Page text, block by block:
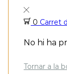
0 Carret
No hi ha
Tornar a la